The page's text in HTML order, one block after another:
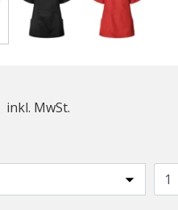
inkl. MwSt.